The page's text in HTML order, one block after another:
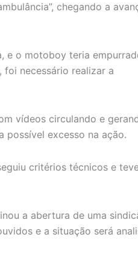
chegando a
e o motoboy teria
necessário realizar a
vídeos circulando e
possível excesso na ação.
critérios técnicos e
a abertura de uma
e a situação será